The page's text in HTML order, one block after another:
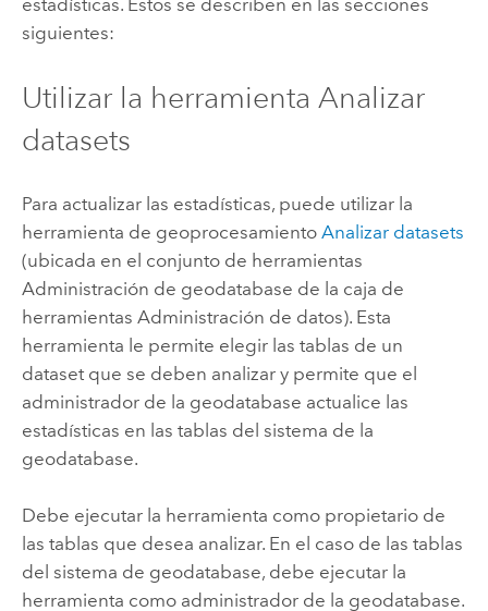
estadísticas. Estos se describen en las secciones
siguientes:
Utilizar la herramienta Analizar
datasets
Para actualizar las estadísticas, puede utilizar la
herramienta de geoprocesamiento Analizar datasets
(ubicada en el conjunto de herramientas
Administración de geodatabase de la caja de
herramientas Administración de datos). Esta
herramienta le permite elegir las tablas de un
dataset que se deben analizar y permite que el
administrador de la geodatabase actualice las
estadísticas en las tablas del sistema de la
geodatabase.
Debe ejecutar la herramienta como propietario de
las tablas que desea analizar. En el caso de las tablas
del sistema de geodatabase, debe ejecutar la
herramienta como administrador de la geodatabase.